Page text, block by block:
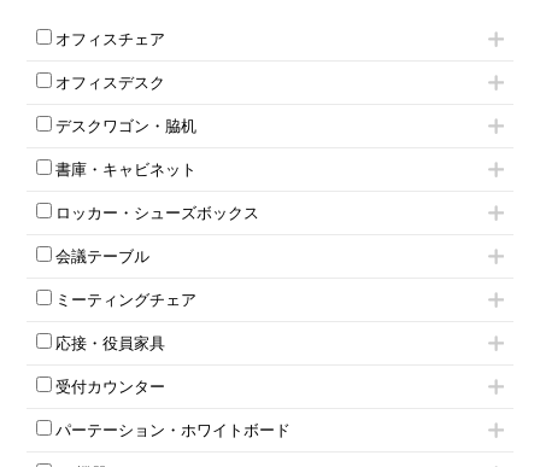
オフィスチェア
肘無しチェア
役員チェア
オフィスチェアその他
オフィスデスク
フリーアドレスデスク（ベンチデスク）
昇降デスク
両袖机
デスクワゴン・脇机
インワゴン2段
インワゴン3段
脇机
書庫・キャビネット
ハイキャビネット
ローキャビネット
両開きキャビネット
上下連結キャビネット
軽量ラック（スチールラック）
収納家具その他
両開書庫
ロッカー・シューズボックス
1人用ロッカー
2人用ロッカー
3人用ロッカー
5人用ロッカー
8人用ロッカー
多人数ロッカー
会議テーブル
スタッキングテーブル
ネスティングテーブル
カウンターテーブル
T字脚テーブル
ミーティングチェア
キャスター付きミーティングチェア
スタッキングミーティングチェア
テーブル付きミーティングチェア
折りたたみミーティングチェア
応接・役員家具
応接セット
応接ソファ
応接チェア
受付カウンター
ローカウンター
パーテーション・ホワイトボード
パーテーション